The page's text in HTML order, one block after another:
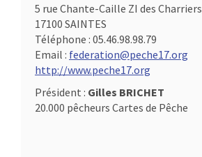
5 rue Chante-Caille ZI des Charriers
17100 SAINTES
Téléphone : 05.46.98.98.79
Email : federation@peche17.org
http://www.peche17.org
Président : Gilles BRICHET
20.000 pêcheurs Cartes de Pêche